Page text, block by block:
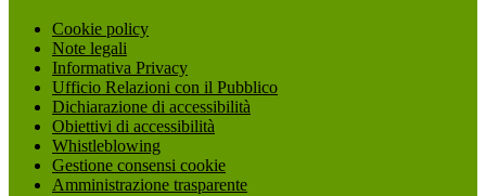
Cookie policy
Note legali
Informativa Privacy
Ufficio Relazioni con il Pubblico
Dichiarazione di accessibilità
Obiettivi di accessibilità
Whistleblowing
Gestione consensi cookie
Amministrazione trasparente